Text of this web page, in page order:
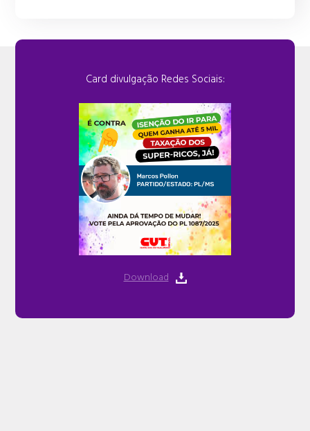
Card divulgação Redes Sociais:
Download